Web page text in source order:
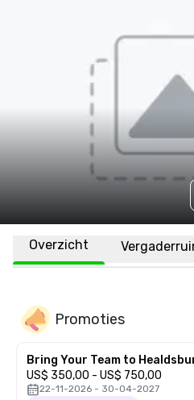
Overzicht
Promoties
Bring Your Team to
US$ 350,00 - US$ 750,00
22-11-2026 - 30-04-2027